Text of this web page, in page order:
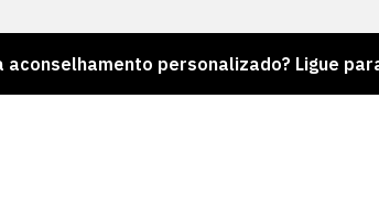
personalizado? Ligue para o